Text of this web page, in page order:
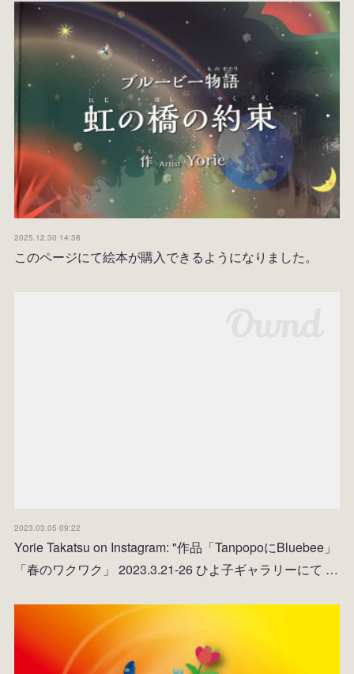
2025.12.30 14:38
このページにて絵本が購入できるようになりました。
2023.03.05 09:22
Yorie Takatsu on Instagram: "作品「TanpopoにBluebee」
「春のワクワク」 2023.3.21-26 ひよ子ギャラリーにて …